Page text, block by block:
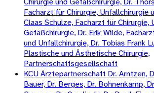
Facharzt für Chirurgie, Unfallchirurgie
Claas Schulze, Facharzt für Chirurgie,
Gefäßchirurgie, Dr. Erik Wilde,
und Unfallchirurgie, Dr. Tobias Frank
Plastische und Ästhetische Chirurgie,
Partnerschaftsgesellschaft
KCU Ärztepartnerschaft Dr. Arntzen,
Bauer, Dr. Berges, Dr. Bohnenkamp,